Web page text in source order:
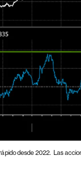
desde 2022.
Las